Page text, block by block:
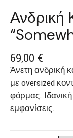
Ανδρική
69,00 €
Άνετη ανδρική
με oversized
φόρμας.
εμφανίσεις.